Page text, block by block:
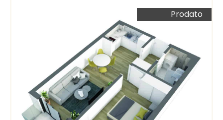
Prodato